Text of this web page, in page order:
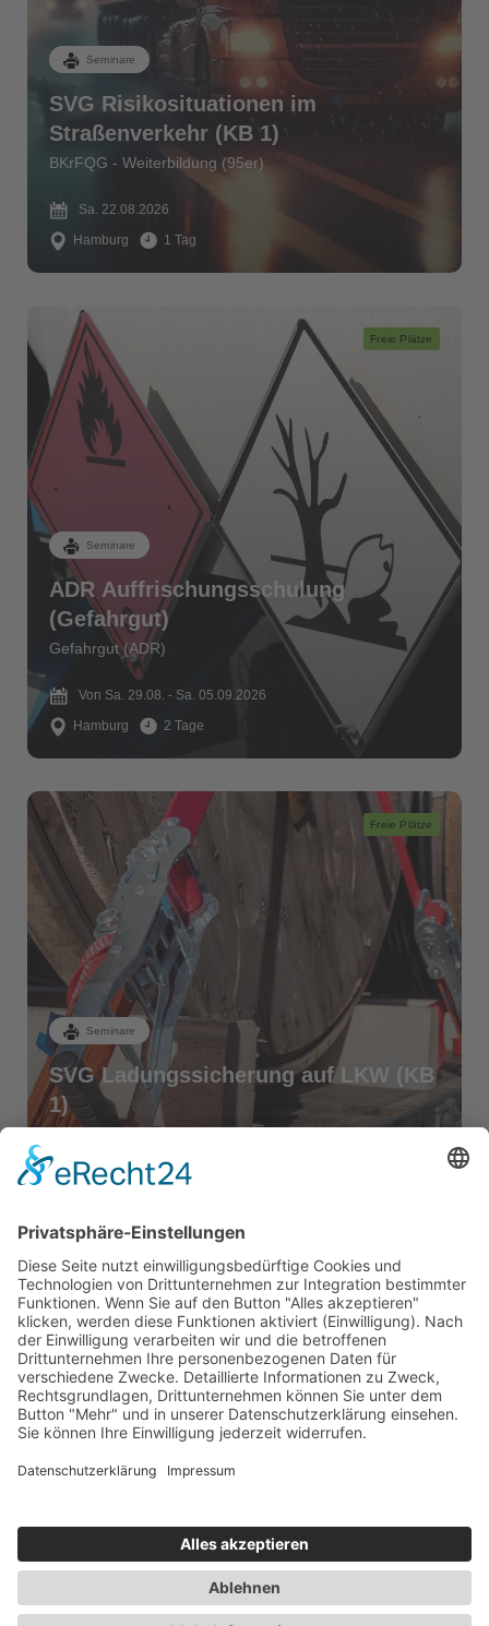
Seminare
SVG Risikosituationen im
Straßenverkehr (KB 1)
BKrFQG - Weiterbildung (95er)
Sa. 22.08.2026
Hamburg
1 Tag
Freie Plätze
Seminare
ADR Auffrischungsschulung
(Gefahrgut)
Gefahrgut (ADR)
Von Sa. 29.08. - Sa. 05.09.2026
Hamburg
2 Tage
Freie Plätze
Seminare
SVG Ladungssicherung auf LKW (KB
1)
Sa. 29.08.2026
Seite zurück 1 2 3 Nächste Seite
© 2026 by SVG Nord Service und Vertrieb GmbH